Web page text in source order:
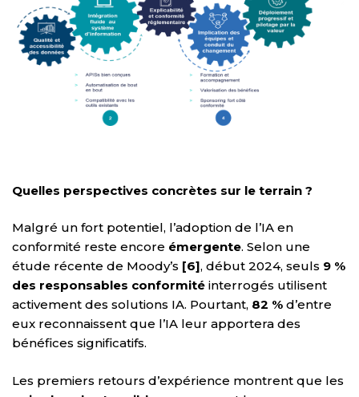
Quelles perspectives concrètes sur le terrain ?
Malgré un fort potentiel, l’adoption de l’IA en
conformité reste encore émergente. Selon une
étude récente de Moody’s [6], début 2024, seuls 9 %
des responsables conformité interrogés utilisent
activement des solutions IA. Pourtant, 82 % d’entre
eux reconnaissent que l’IA leur apportera des
bénéfices significatifs.
Les premiers retours d’expérience montrent que les